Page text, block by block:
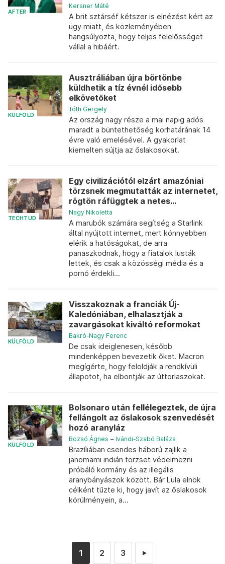
AFTER
Kersner Máté
A brit sztárséf kétszer is elnézést kért az
ügy miatt, és közleményében
hangsúlyozta, hogy teljes felelősséget
vállal a hibáért.
KÜLFÖLD
Ausztráliában újra börtönbe
küldhetik a tíz évnél idősebb
elkövetőket
Tóth Gergely
Az ország nagy része a mai napig adós
maradt a büntethetőség korhatárának 14
évre való emelésével. A gyakorlat
kiemelten sújtja az őslakosokat.
TECHTUD
Egy civilizációtól elzárt amazóniai
törzsnek megmutatták az internetet,
rögtön ráfüggtek a netes...
Nagy Nikoletta
A marubók számára segítség a Starlink
által nyújtott internet, mert könnyebben
elérik a hatóságokat, de arra
panaszkodnak, hogy a fiatalok lusták
lettek, és csak a közösségi média és a
pornó érdekli...
KÜLFÖLD
Visszakoznak a franciák Új-
Kaledóniában, elhalasztják a
zavargásokat kiváltó reformokat
Bakró-Nagy Ferenc
De csak ideiglenesen, később
mindenképpen bevezetik őket. Macron
megígérte, hogy feloldják a rendkívüli
állapotot, ha elbontják az úttorlaszokat.
KÜLFÖLD
Bolsonaro után fellélegeztek, de újra
fellángolt az őslakosok szenvedését
hozó aranyláz
Bozsó Ágnes – Ivándi-Szabó Balázs
Brazíliában csendes háború zajlik a
janomami indián törzset védelmezni
próbáló kormány és az illegális
aranybányászok között. Bár Lula elnök
célként tűzte ki, hogy javít az őslakosok
körülményein, a...
1 2 3 ►